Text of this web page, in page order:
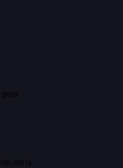
pour
est la